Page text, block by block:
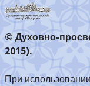
© Духовно-
2015).
При